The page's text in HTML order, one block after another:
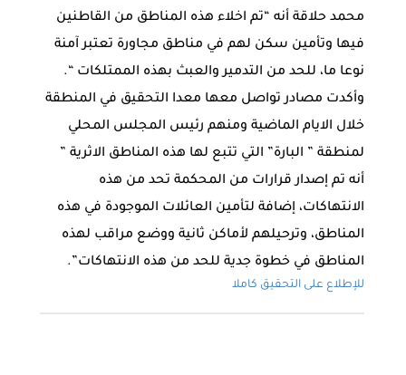
محمد حلاقة أنه “تم اخلاء هذه المناطق من القاطنين
فيها وتأمين سكن لهم في مناطق مجاورة تعتبر آمنة
نوعا ما، للحد من التدمير والعبث بهذه الممتلكات “.
وأكدت مصادر تواصل معها معدا التحقيق في المنطقة
خلال الايام الماضية ومنهم رئيس المجلس المحلي
لمنطقة ” البارة” التي تتبع لها هذه المناطق الاثرية ”
أنه تم إصدار قرارات من المحكمة تحد من هذه
الانتهاكات، إضافة لتأمين العائلات الموجودة في هذه
المناطق، وترحيلهم لأماكن ثانية ووضع مراقب لهذه
المناطق في خطوة جدية للحد من هذه الانتهاكات”.
للإطلاع على التحقيق كاملا